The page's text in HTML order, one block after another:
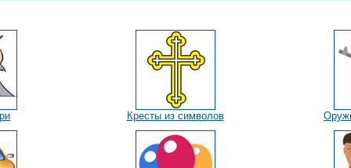
Кресты из символов